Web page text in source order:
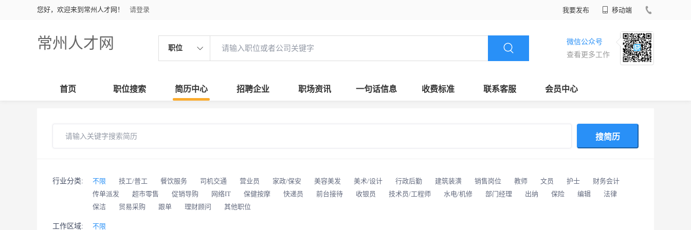
您好，欢迎来到常州人才网！ 请登录 我要发布 移动端
常州人才网 职位
微信公众号
查看更多工作
首页 职位搜索 简历中心 招聘企业 职场资讯 一句话信息 收费标准 联系客服 会员中心
搜简历
行业分类: 不限 技工/普工 餐饮服务 司机交通 营业员 家政/保安 美容美发 美术/设计 行政后勤 建筑装潢 销售岗位 教师 文员 护士
财务会计
传单派发
超市零售 促销导购 网络IT 保健按摩 快递员 前台接待 收银员 技术员/工程师 水电/机修 部门经理 出纳 保险 编辑
法律
保洁
贸易采购 跟单 理财顾问 其他职位
工作区域: 不限